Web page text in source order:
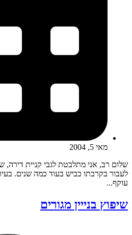
מאי 5, 2004
שלום רב, אני מתלבטת לגבי קניית דירה,
לעבור בקרבתו כביש בעוד כמה שנים.
עוקף...
שיפוץ בנייין מגורים